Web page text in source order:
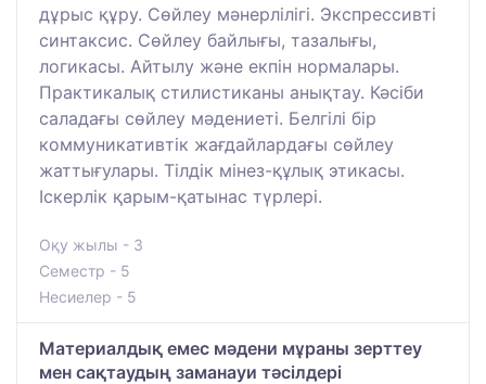
дұрыс құру. Сөйлеу мәнерлілігі. Экспрессивті
синтаксис. Сөйлеу байлығы, тазалығы,
логикасы. Айтылу және екпін нормалары.
Практикалық стилистиканы анықтау. Кәсіби
саладағы сөйлеу мәдениеті. Белгілі бір
коммуникативтік жағдайлардағы сөйлеу
жаттығулары. Тілдік мінез-құлық этикасы.
Іскерлік қарым-қатынас түрлері.
Оқу жылы - 3
Семестр - 5
Несиелер - 5
Материалдық емес мәдени мұраны зерттеу
мен сақтаудың заманауи тәсілдері